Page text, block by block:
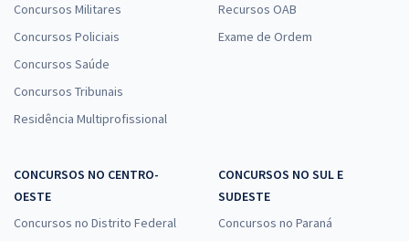
Concursos Militares
Concursos Policiais
Concursos Saúde
Concursos Tribunais
Residência Multiprofissional
Recursos OAB
Exame de Ordem
CONCURSOS NO CENTRO-
OESTE
Concursos no Distrito Federal
CONCURSOS NO SUL E
SUDESTE
Concursos no Paraná